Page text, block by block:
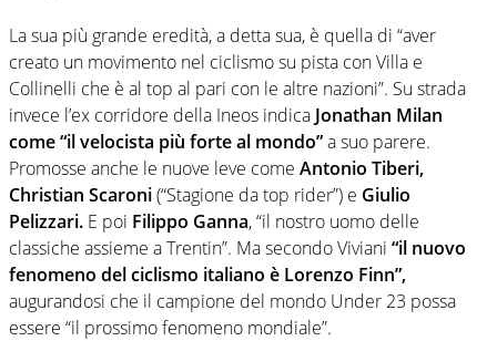
La sua più grande eredità, a detta sua, è quella di “aver
creato un movimento nel ciclismo su pista con Villa e
Collinelli che è al top al pari con le altre nazioni”. Su strada
invece l’ex corridore della Ineos indica Jonathan Milan
come “il velocista più forte al mondo”a suo parere.
Promosse anche le nuove leve come Antonio Tiberi,
Christian Scaroni(“Stagione da top rider”) e Giulio
Pelizzari. E poi Filippo Ganna, “il nostro uomo delle
classiche assieme a Trentin”. Ma secondo Viviani “il nuovo
fenomeno del ciclismo italiano è Lorenzo Finn”,
augurandosi che il campione del mondo Under 23 possa
essere “il prossimo fenomeno mondiale”.